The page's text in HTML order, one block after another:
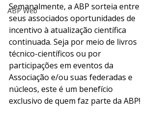
ABP Web
Semanalmente, a ABP sorteia entre
seus associados oportunidades de
incentivo à atualização científica
continuada. Seja por meio de livros
técnico-científicos ou por
participações em eventos da
Associação e/ou suas federadas e
núcleos, este é um benefício
exclusivo de quem faz parte da ABP!